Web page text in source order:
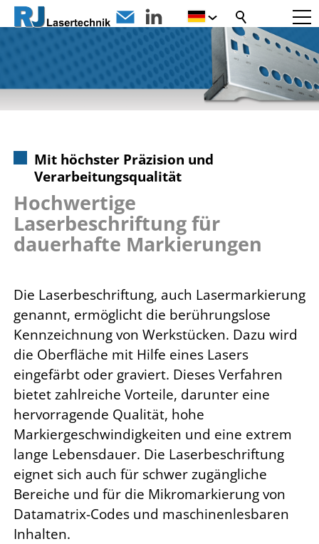
Mit höchster Präzision und
Verarbeitungsqualität
Hochwertige
Laserbeschriftung für
dauerhafte Markierungen
Die Laserbeschriftung, auch Lasermarkierung
genannt, ermöglicht die berührungslose
Kennzeichnung von Werkstücken. Dazu wird
die Oberfläche mit Hilfe eines Lasers
eingefärbt oder graviert. Dieses Verfahren
bietet zahlreiche Vorteile, darunter eine
hervorragende Qualität, hohe
Markiergeschwindigkeiten und eine extrem
lange Lebensdauer. Die Laserbeschriftung
eignet sich auch für schwer zugängliche
Bereiche und für die Mikromarkierung von
Datamatrix-Codes und maschinenlesbaren
Inhalten.